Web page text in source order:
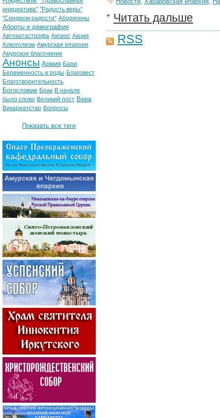
Читать дальше
RSS
инициатива" "Радость веры"
"Синдром радости" Аборигены
Аборты и демография
Автокатастрофа Аксиос Акция
Алкоголизм Амурская епархия
Амурское благочиние
Анонсы Армия Бари
Беременность и роды Благовест
Благотворительность
Богословие Брак В начале
было слово Великий пост Вера
Викариатство Вопросы
Показать все теги